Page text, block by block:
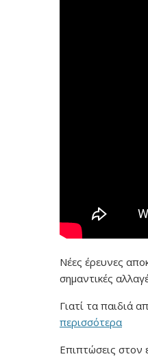
Νέες έρευνες
σημαντικές
Γιατί τα παιδιά
περισσότερα
Επιπτώσεις στον